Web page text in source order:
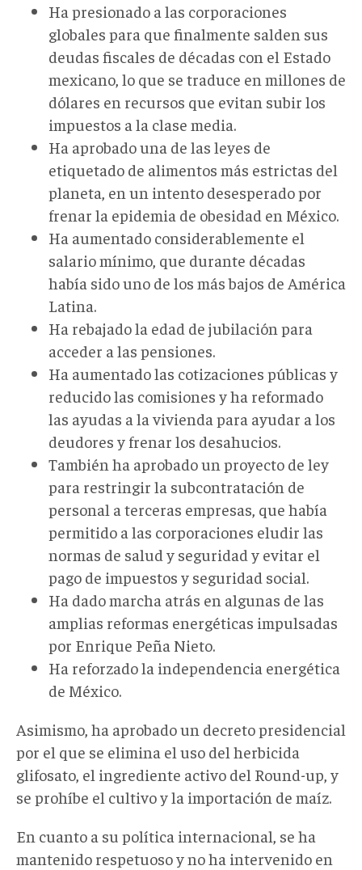
Ha presionado a las corporaciones
globales para que finalmente salden sus
deudas fiscales de décadas con el Estado
mexicano, lo que se traduce en millones de
dólares en recursos que evitan subir los
impuestos a la clase media.
Ha aprobado una de las leyes de
etiquetado de alimentos más estrictas del
planeta, en un intento desesperado por
frenar la epidemia de obesidad en México.
Ha aumentado considerablemente el
salario mínimo, que durante décadas
había sido uno de los más bajos de América
Latina.
Ha rebajado la edad de jubilación para
acceder a las pensiones.
Ha aumentado las cotizaciones públicas y
reducido las comisiones y ha reformado
las ayudas a la vivienda para ayudar a los
deudores y frenar los desahucios.
También ha aprobado un proyecto de ley
para restringir la subcontratación de
personal a terceras empresas, que había
permitido a las corporaciones eludir las
normas de salud y seguridad y evitar el
pago de impuestos y seguridad social.
Ha dado marcha atrás en algunas de las
amplias reformas energéticas impulsadas
por Enrique Peña Nieto.
Ha reforzado la independencia energética
de México.
Asimismo, ha aprobado un decreto presidencial
por el que se elimina el uso del herbicida
glifosato, el ingrediente activo del Round-up, y
se prohíbe el cultivo y la importación de maíz.
En cuanto a su política internacional, se ha
mantenido respetuoso y no ha intervenido en